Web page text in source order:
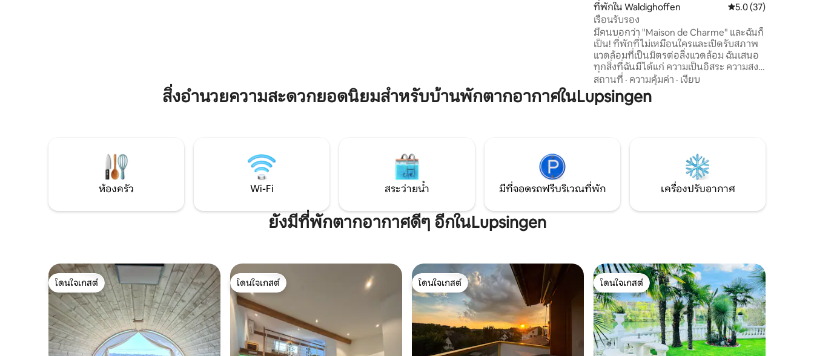
ที่พักใน Waldighoffen คะแนนเฉลี่ย 5.0 จาก
5.0 (37)
เรือนรับรอง
มีคนบอกว่า "Maison de Charme" และฉันก็
เป็น! ที่พักที่ไม่เหมือนใครและเปิดรับสภาพ
แวดล้อมที่เป็นมิตรต่อสิ่งแวดล้อม ฉันเสนอ
ทุกสิ่งที่ฉันมี ได้แก่ ความเป็นอิสระ ความสงบ
ความสุข ความผ่อนคลาย และองค์ประกอบ
ทั้งหมดที่จะมีส่วนในความสุขของผู้ที่จะพัก
อาศัยภายใต้หลังคาของฉัน นอกจากนี้ยังมี
สถานที่ · ความคุ้มค่า · เงียบ
สิ่งอำนวยความสะดวกยอดนิยมสำหรับบ้านพักตากอากาศในLupsingen
ห้องครัว Wi-Fi สระว่ายน้ำ มีที่จอดรถฟรีบริเวณที่พัก เครื่องปรับอากาศ
ยังมีที่พักตากอากาศดีๆ อีกในLupsingen
โดนใจเกสต์
โดนใจเกสต์
โดนใจเกสต์
โดนใจเกสต์
โดนใจเกสต์
โดนใจเกสต์
โดนใจเกสต์
โดนใจเกสต์